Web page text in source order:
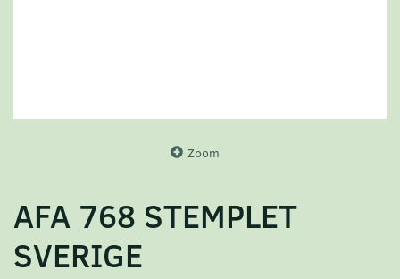
Zoom
AFA 768 STEMPLET
SVERIGE